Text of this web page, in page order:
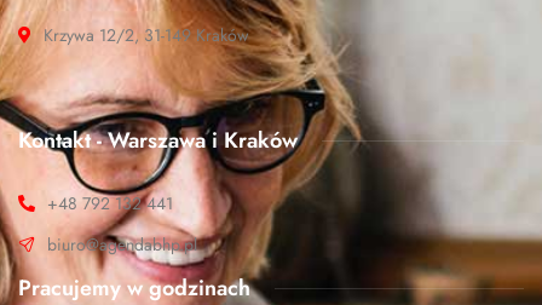
Krzywa 12/2, 31-149 Kraków
Kontakt - Warszawa i Kraków
+48 792 132 441
biuro@agendabhp.pl
Pracujemy w godzinach